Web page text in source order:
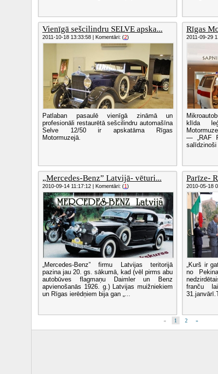
Vienīgā sešcilindru SELVE apska...
2011-10-18 13:33:58 | Komentāri: (2)
Patlaban pasaulē vienīgā zināmā un
profesionāli restaurētā sešcilindru automašīna
Selve 12/50 ir apskatāma Rīgas
Motormuzejā.
Rīgas
2011-09-29
klīda
— „RAF
salīdzinoši
„Mercedes-Benz” Latvijā- vēturi...
2010-09-14 11:17:12 | Komentāri: (1)
„Mercedes-Benz” firmu Latvijas teritorijā
pazina jau 20. gs. sākumā, kad (vēl pirms abu
autobūves flagmaņu Daimler un Benz
apvienošanās 1926. g.) Latvijas muižniekiem
un Rīgas ierēdņiem bija gan „...
Parīze-
2010-05-18
„Kurš ir
no
franču
« 1 2 »